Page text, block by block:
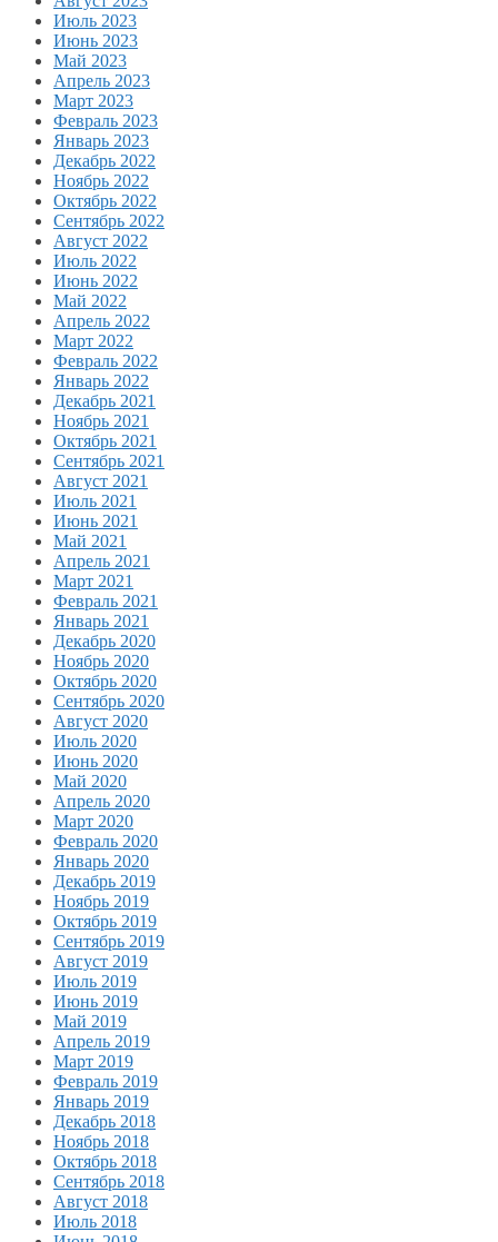
Июль 2023
Июнь 2023
Май 2023
Апрель 2023
Март 2023
Февраль 2023
Январь 2023
Декабрь 2022
Ноябрь 2022
Октябрь 2022
Сентябрь 2022
Август 2022
Июль 2022
Июнь 2022
Май 2022
Апрель 2022
Март 2022
Февраль 2022
Январь 2022
Декабрь 2021
Ноябрь 2021
Октябрь 2021
Сентябрь 2021
Август 2021
Июль 2021
Июнь 2021
Май 2021
Апрель 2021
Март 2021
Февраль 2021
Январь 2021
Декабрь 2020
Ноябрь 2020
Октябрь 2020
Сентябрь 2020
Август 2020
Июль 2020
Июнь 2020
Май 2020
Апрель 2020
Март 2020
Февраль 2020
Январь 2020
Декабрь 2019
Ноябрь 2019
Октябрь 2019
Сентябрь 2019
Август 2019
Июль 2019
Июнь 2019
Май 2019
Апрель 2019
Март 2019
Февраль 2019
Январь 2019
Декабрь 2018
Ноябрь 2018
Октябрь 2018
Сентябрь 2018
Август 2018
Июль 2018